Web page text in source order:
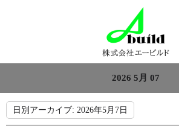
2026 5月 07
日別アーカイブ: 2026年5月7日